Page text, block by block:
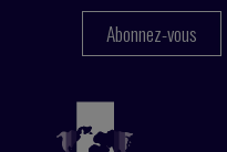
Abonnez-vous